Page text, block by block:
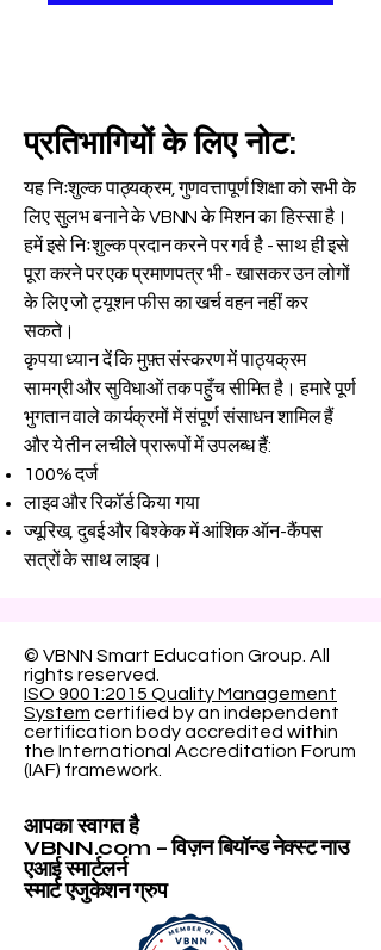
प्रतिभागियों के लिए नोट:
यह निःशुल्क पाठ्यक्रम, गुणवत्तापूर्ण शिक्षा को सभी के
लिए सुलभ बनाने के VBNN के मिशन का हिस्सा है।
हमें इसे निःशुल्क प्रदान करने पर गर्व है - साथ ही इसे
पूरा करने पर एक प्रमाणपत्र भी - खासकर उन लोगों
के लिए जो ट्यूशन फीस का खर्च वहन नहीं कर
सकते।
कृपया ध्यान दें कि मुफ़्त संस्करण में पाठ्यक्रम
सामग्री और सुविधाओं तक पहुँच सीमित है। हमारे पूर्ण
भुगतान वाले कार्यक्रमों में संपूर्ण संसाधन शामिल हैं
और ये तीन लचीले प्रारूपों में उपलब्ध हैं:
100% दर्ज
लाइव और रिकॉर्ड किया गया
ज्यूरिख, दुबई और बिश्केक में आंशिक ऑन-कैंपस
सत्रों के साथ लाइव।
© VBNN Smart Education Group. All
rights reserved.
ISO 9001:2015 Quality Management
System certified by an independent
certification body accredited within
the International Accreditation Forum
(IAF) framework.
आपका स्वागत है
VBNN.com – विज़न बियॉन्ड नेक्स्ट नाउ
एआई स्मार्टलर्न
स्मार्ट एजुकेशन ग्रुप